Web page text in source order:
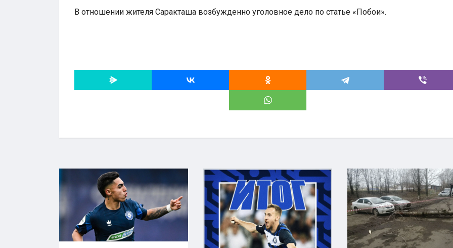
В отношении жителя Саракташа возбужденно уголовное дело по статье «Побои».